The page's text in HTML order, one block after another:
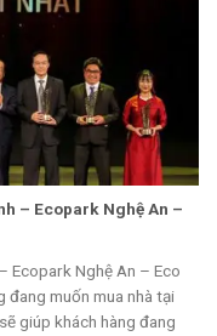
– Ecopark Nghệ An –
Ecopark Nghệ An – Eco
đang muốn mua nhà tại
giúp khách hàng đang